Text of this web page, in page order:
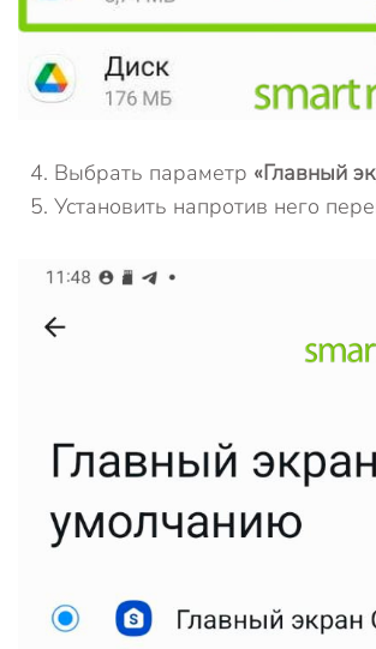
Выбрать параметр «Главный
Установить напротив него